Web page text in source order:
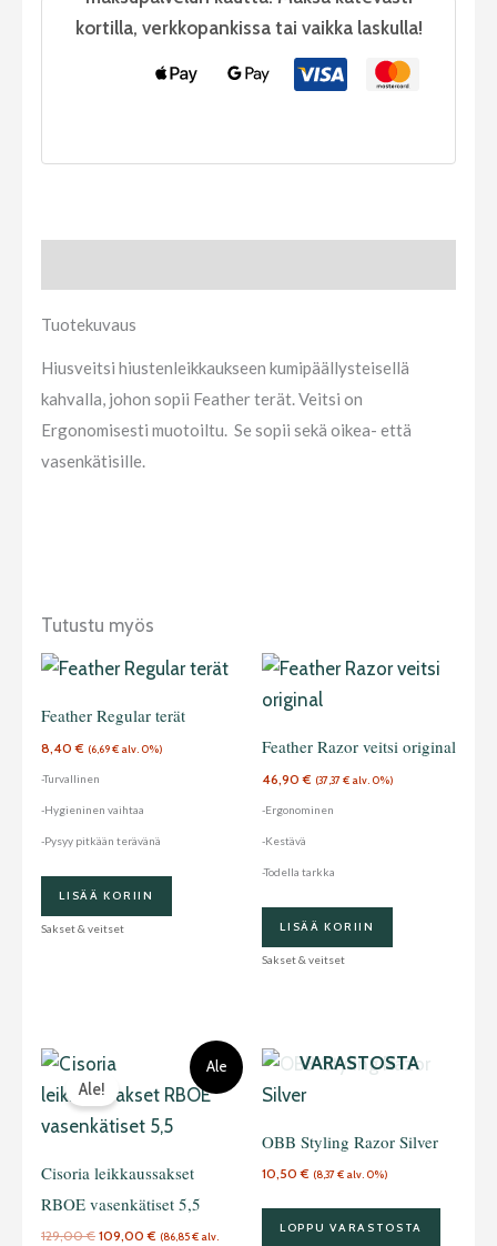
kortilla, verkkopankissa tai vaikka laskulla!
Tuotekuvaus
Hiusveitsi hiustenleikkaukseen kumipäällysteisellä
kahvalla, johon sopii Feather terät. Veitsi on
Ergonomisesti muotoiltu. Se sopii sekä oikea- että
vasenkätisille.
Tutustu myös
Feather Regular terät
8,40€ (6,69€ alv. 0%)
-Turvallinen
-Hygieninen vaihtaa
-Pysyy pitkään terävänä
LISÄÄ KORIIN
Sakset & veitset
Feather Razor veitsi original
46,90€ (37,37€ alv. 0%)
-Ergonominen
-Kestävä
-Todella tarkka
LISÄÄ KORIIN
Sakset & veitset
Ale
Ale!
Cisoria leikkaussakset
RBOE vasenkätiset 5,5
129,00€
Alkuperäinen
hinta
oli:
129,00 €.
109,00€
Nykyinen
on:
109,00 €.
(86,85€ alv.
VARASTOSTA
OBB Styling Razor Silver
10,50€ (8,37€ alv. 0%)
LOPPU VARASTOSTA